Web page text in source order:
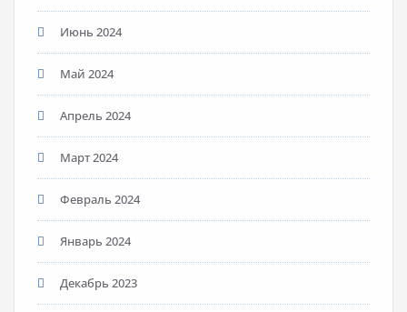
Июнь 2024
Май 2024
Апрель 2024
Март 2024
Февраль 2024
Январь 2024
Декабрь 2023